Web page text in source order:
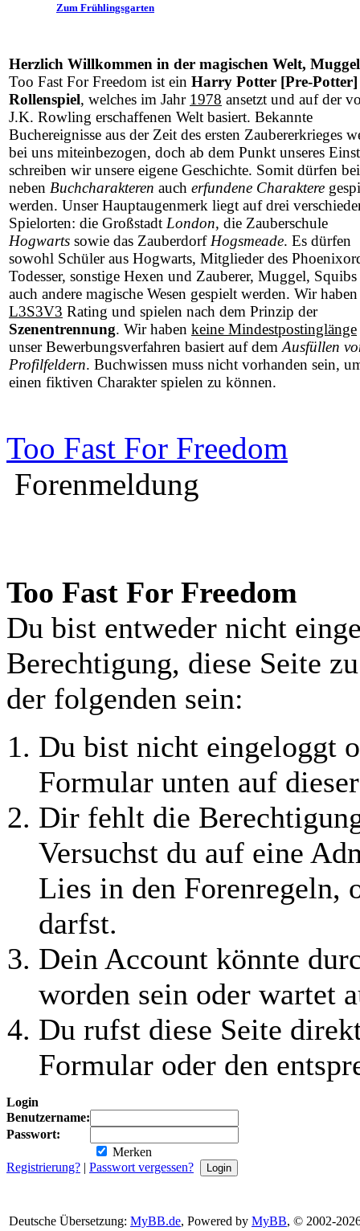
Zum Frühlingsgarten
Herzlich Willkommen in der magischen Welt, Muggel
Too Fast For Freedom ist ein Harry Potter [Pre-Potter]
Rollenspiel, welches im Jahr 1978 ansetzt und auf der
J.K. Rowling erschaffenen Welt basiert. Bekannte
Buchereignisse aus der Zeit des ersten Zaubererkrieges
bei uns miteinbezogen, doch ab dem Punkt unseres
schreiben wir unsere eigene Geschichte. Somit dürfen
neben Buchcharakteren auch erfundene Charaktere
werden. Unser Hauptaugenmerk liegt auf drei
Spielorten: die Großstadt London, die Zauberschule
Hogwarts sowie das Zauberdorf Hogsmeade. Es dürfen
sowohl Schüler aus Hogwarts, Mitglieder des
Todesser, sonstige Hexen und Zauberer, Muggel, Squibs
auch andere magische Wesen gespielt werden. Wir
L3S3V3 Rating und spielen nach dem Prinzip der
Szenentrennung. Wir haben keine Mindestpostinglänge
unser Bewerbungsverfahren basiert auf dem Ausfüllen
Profilfeldern. Buchwissen muss nicht vorhanden sein,
einen fiktiven Charakter spielen zu können.
Too Fast For Freedom
Forenmeldung
Too Fast For Freedom
Du bist entweder nicht
Berechtigung, diese Seite
der folgenden sein:
Du bist nicht eingeloggt
Formular unten auf
Dir fehlt die
Versuchst du auf eine
Lies in den Forenregeln,
darfst.
Dein Account könnte
worden sein oder wartet
Du rufst diese Seite
Formular oder den
Login
Benutzername:
Passwort:
Merken
Registrierung? | Passwort vergessen?
Deutsche Übersetzung: MyBB.de, Powered by MyBB, © 2002-